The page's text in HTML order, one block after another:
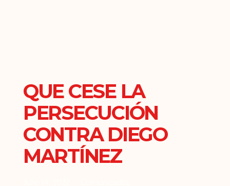
QUE CESE LA
PERSECUCIÓN
CONTRA DIEGO
MARTÍNEZ